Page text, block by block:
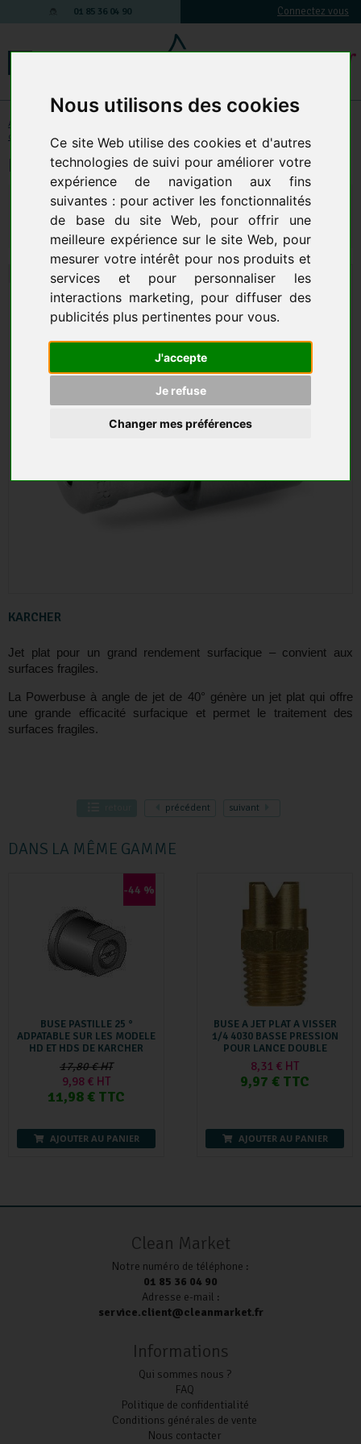
Nous utilisons des cookies
Ce site Web utilise des cookies et d'autres
technologies de suivi pour améliorer votre
expérience de navigation aux fins
suivantes : pour activer les fonctionnalités
de base du site Web, pour offrir une
meilleure expérience sur le site Web, pour
mesurer votre intérêt pour nos produits et
services et pour personnaliser les
interactions marketing, pour diffuser des
publicités plus pertinentes pour vous.
J'accepte
Je refuse
Changer mes préférences
01 85 36 04 90 Connectez vous
Accessoires et Composants
composants
Buses - Buse Simple pastille ou visse ¼
KARCHER
Jet plat pour un grand rendement surfacique – convient aux
surfaces fragiles.
La Powerbuse à angle de jet de 40° génère un jet plat qui offre
une grande efficacité surfacique et permet le traitement des
surfaces fragiles.
Powerbuse 40°, 055
27,19 € HT 26,86 € HT 32,63 € TTC 32,23 € TTC
AJOUTER AU PANIER
précédent suivant
DANS LA MÊME GAMME
-44 %
BUSE PASTILLE 25 °
ADPATABLE SUR LES MODELE
HD ET HDS DE KARCHER
17,80 € HT
9,98 € HT
11,98 € TTC
AJOUTER AU PANIER
BUSE A JET PLAT A VISSER
1/4 4030 BASSE PRESSION
POUR LANCE DOUBLE
8,31 € HT
9,97 € TTC
AJOUTER AU PANIER
Clean Market
Notre numéro de téléphone :
01 85 36 04 90
Adresse e-mail :
service.client@cleanmarket.fr
Informations
Qui sommes nous ?
FAQ
Politique de confidentialité
Conditions générales de vente
Nous contacter